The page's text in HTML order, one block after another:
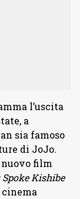
l’uscita
a
sia famoso
di JoJo.
nuovo film
Spoke Kishibe
cinema